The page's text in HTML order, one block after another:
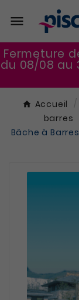

Fermeture
du 08/08 au
Accueil
barres
Bâche à